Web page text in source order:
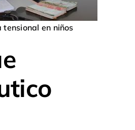
tensional en niños